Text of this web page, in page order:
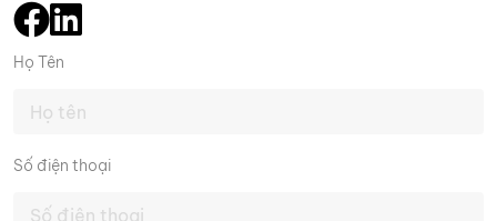
Họ Tên
Số điện thoại